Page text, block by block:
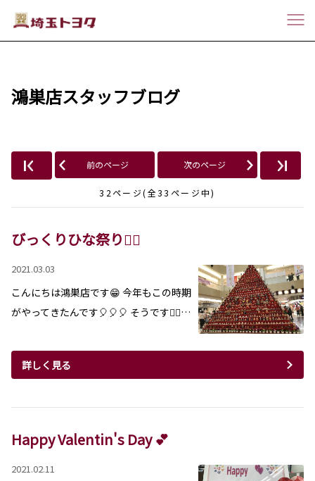
鴻巣店スタッフブログ
前のページ 次のページ
32ページ(全33ページ中)
びっくりひな祭り🦹‍♂️
2021.03.03
こんにちは鴻巣店です😁 今年もこの時期
がやってきたんです🎈🎈🎈 そうです🧛‍♂…
詳しく見る
Happy Valentin's Day 💕
2021.02.11